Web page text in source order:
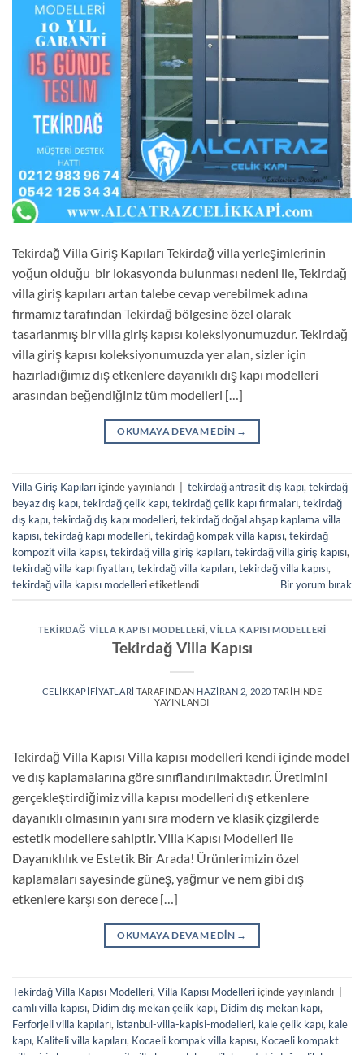
Tekirdağ Villa Giriş Kapıları Tekirdağ villa yerleşimlerinin
yoğun olduğu bir lokasyonda bulunması nedeni ile, Tekirdağ
villa giriş kapıları artan talebe cevap verebilmek adına
firmamız tarafından Tekirdağ bölgesine özel olarak
tasarlanmış bir villa giriş kapısı koleksiyonumuzdur. Tekirdağ
villa giriş kapısı koleksiyonumuzda yer alan, sizler için
hazırladığımız dış etkenlere dayanıklı dış kapı modelleri
arasından beğendiğiniz tüm modelleri […]
OKUMAYA DEVAM EDIN →
Villa Giriş Kapıları içinde yayınlandı tekirdağ antrasit dış kapı, tekirdağ
beyaz dış kapı, tekirdağ çelik kapı, tekirdağ çelik kapı firmaları, tekirdağ
dış kapı, tekirdağ dış kapı modelleri, tekirdağ doğal ahşap kaplama villa
kapısı, tekirdağ kapı modelleri, tekirdağ kompak villa kapısı, tekirdağ
kompozit villa kapısı, tekirdağ villa giriş kapıları, tekirdağ villa giriş kapısı,
tekirdağ villa kapı fiyatları, tekirdağ villa kapıları, tekirdağ villa kapısı,
tekirdağ villa kapısı modellerietiketlendi Bir yorum bırak
TEKIRDAĞ VILLA KAPISI MODELLERI ,VILLA KAPISI MODELLERI
Tekirdağ Villa Kapısı
CELIKKAPIFIYATLARI TARAFINDAN HAZIRAN 2, 2020 TARIHINDE
YAYINLANDI
Tekirdağ Villa Kapısı Villa kapısı modelleri kendi içinde model
ve dış kaplamalarına göre sınıflandırılmaktadır. Üretimini
gerçekleştirdiğimiz villa kapısı modelleri dış etkenlere
dayanıklı olmasının yanı sıra modern ve klasik çizgilerde
estetik modellere sahiptir. Villa Kapısı Modelleri ile
Dayanıklılık ve Estetik Bir Arada! Ürünlerimizin özel
kaplamaları sayesinde güneş, yağmur ve nem gibi dış
etkenlere karşı son derece […]
OKUMAYA DEVAM EDIN →
Tekirdağ Villa Kapısı Modelleri, Villa Kapısı Modelleri içinde yayınlandı
camlı villa kapısı, Didim dış mekan çelik kapı, Didim dış mekan kapı,
Ferforjeli villa kapıları, istanbul-villa-kapisi-modelleri, kale çelik kapı, kale
kapı, Kaliteli villa kapıları, Kocaeli kompak villa kapısı, Kocaeli kompakt